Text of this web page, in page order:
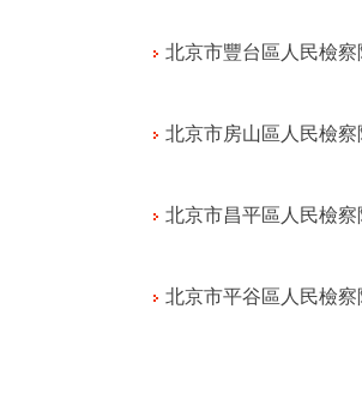
北京市豐台區人民檢察
北京市房山區人民檢察
北京市昌平區人民檢察
北京市平谷區人民檢察